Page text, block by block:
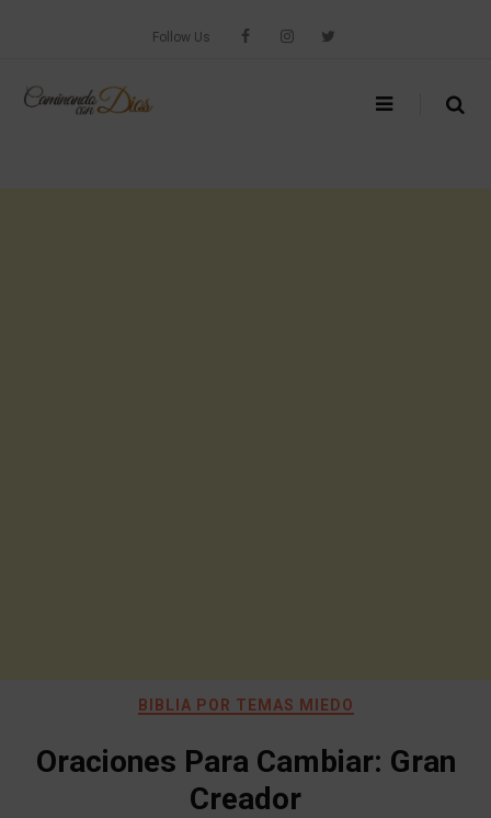
Follow Us
BIBLIA POR TEMAS MIEDO
Oraciones Para Cambiar: Gran
Creador